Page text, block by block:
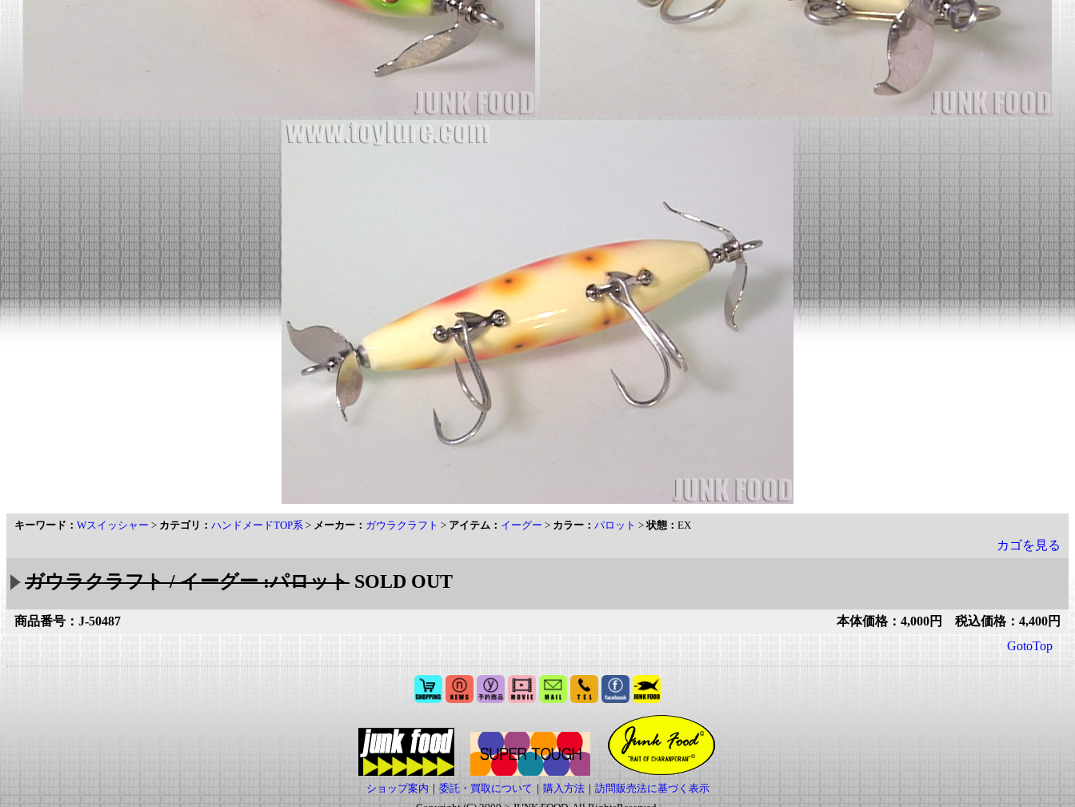
キーワード： Wスイッシャー > カテゴリ： ハンドメードTOP系 > メーカー： ガウラクラフト > アイテム： イーグー > カラー： パロット >状態： EX
カゴを見る
ガウラクラフト / イーグー :パロット SOLD OUT
商品番号：J-50487
本体価格：4,000円 税込価格：4,400円
GotoTop
ショップ案内 ｜ 委託・買取について ｜ 購入方法｜ 訪問販売法に基づく表示